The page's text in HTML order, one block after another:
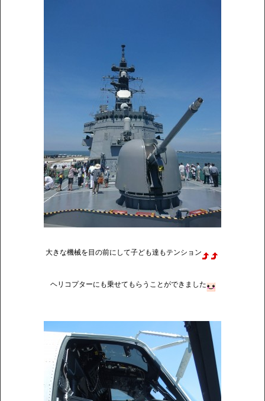
大きな機械を目の前にして子ども達もテンション
ヘリコプターにも乗せてもらうことができました